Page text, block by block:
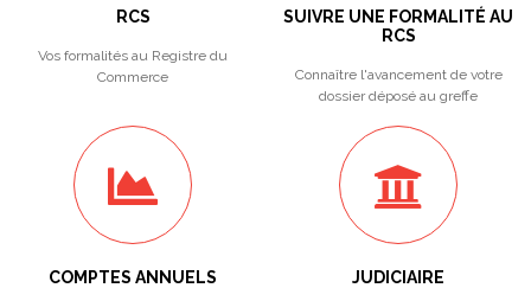
RCS
Vos formalités au Registre du
Commerce
SUIVRE UNE FORMALITÉ AU
RCS
Connaître l'avancement de votre
dossier déposé au greffe
COMPTES ANNUELS JUDICIAIRE